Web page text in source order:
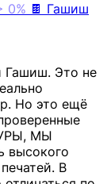
0% 🍫 Гашиш
Гашиш. Это не
Но это ещё
МЫ
высокого
В